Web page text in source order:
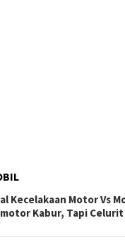
Kecelakaan Motor Vs
Kabur, Tapi